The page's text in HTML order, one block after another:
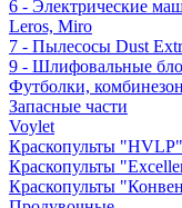
6 - Электрические
Leros, Miro
7 - Пылесосы Dust
9 - Шлифовальные
Футболки,
Запасные части
Voylet
Краскопульты "HVLP"
Краскопульты
Краскопульты